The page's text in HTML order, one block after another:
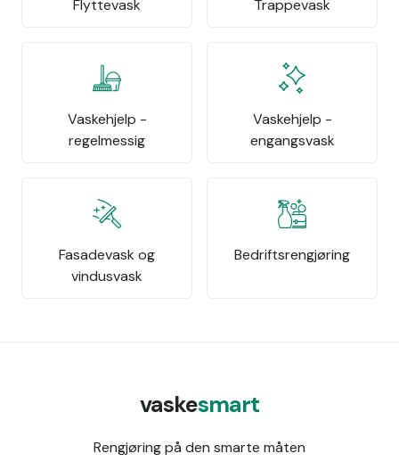
Flyttevask Trappevask
Vaskehjelp -
regelmessig
Vaskehjelp -
engangsvask
Fasadevask og
vindusvask
Bedriftsrengjøring
vaskesmart
Rengjøring på den smarte måten